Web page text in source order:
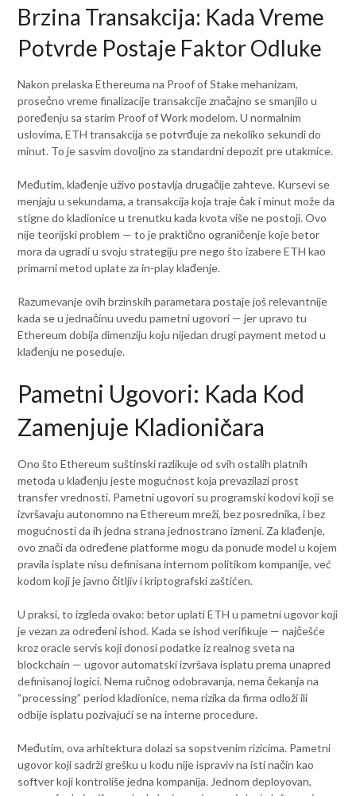
Brzina Transakcija: Kada Vreme
Potvrde Postaje Faktor Odluke
Nakon prelaska Ethereuma na Proof of Stake mehanizam,
prosečno vreme finalizacije transakcije značajno se smanjilo u
poređenju sa starim Proof of Work modelom. U normalnim
uslovima, ETH transakcija se potvrđuje za nekoliko sekundi do
minut. To je sasvim dovoljno za standardni depozit pre utakmice.
Međutim, klađenje uživo postavlja drugačije zahteve. Kursevi se
menjaju u sekundama, a transakcija koja traje čak i minut može da
stigne do kladionice u trenutku kada kvota više ne postoji. Ovo
nije teorijski problem — to je praktično ograničenje koje bеtor
mora da ugradi u svoju strategiju pre nego što izabere ETH kao
primarni metod uplate za in-play klađenje.
Razumevanje ovih brzinskih parametara postaje još relevantnije
kada se u jednačinu uvedu pametni ugovori — jer upravo tu
Ethereum dobija dimenziju koju nijedan drugi payment metod u
klađenju ne poseduje.
Pametni Ugovori: Kada Kod
Zamenjuje Kladioničara
Ono što Ethereum suštinski razlikuje od svih ostalih platnih
metoda u klađenju jeste mogućnost koja prevazilazi prost
transfer vrednosti. Pametni ugovori su programski kodovi koji se
izvršavaju autonomno na Ethereum mreži, bez posrednika, i bez
mogućnosti da ih jedna strana jednostrano izmeni. Za klađenje,
ovo znači da određene platforme mogu da ponude model u kojem
pravila isplate nisu definisana internom politikom kompanije, već
kodom koji je javno čitljiv i kriptografski zaštićen.
U praksi, to izgleda ovako: bеtor uplati ETH u pametni ugovor koji
je vezan za određeni ishod. Kada se ishod verifikuje — najčešće
kroz oracle servis koji donosi podatke iz realnog sveta na
blockchain — ugovor automatski izvršava isplatu prema unapred
definisanoj logici. Nema ručnog odobravanja, nema čekanja na
“processing” period kladionice, nema rizika da firma odloži ili
odbije isplatu pozivajući se na interne procedure.
Međutim, ova arhitektura dolazi sa sopstvenim rizicima. Pametni
ugovor koji sadrži grešku u kodu nije ispraviv na isti način kao
softver koji kontroliše jedna kompanija. Jednom deployovan,